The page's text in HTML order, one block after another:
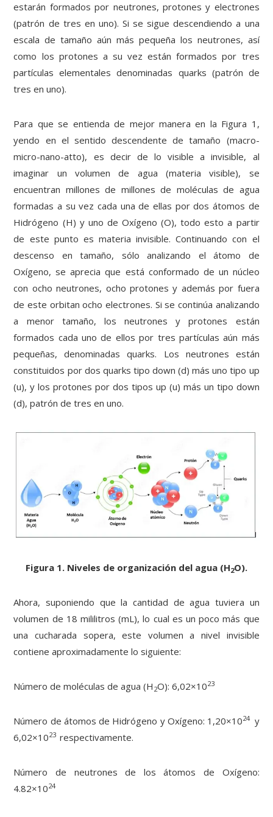
estarán formados por neutrones, protones y electrones
(patrón de tres en uno). Si se sigue descendiendo a una
escala de tamaño aún más pequeña los neutrones, así
como los protones a su vez están formados por tres
partículas elementales denominadas quarks (patrón de
tres en uno).
Para que se entienda de mejor manera en la Figura 1,
yendo en el sentido descendente de tamaño (macro-
micro-nano-atto), es decir de lo visible a invisible, al
imaginar un volumen de agua (materia visible), se
encuentran millones de millones de moléculas de agua
formadas a su vez cada una de ellas por dos átomos de
Hidrógeno (H) y uno de Oxígeno (O), todo esto a partir
de este punto es materia invisible. Continuando con el
descenso en tamaño, sólo analizando el átomo de
Oxígeno, se aprecia que está conformado de un núcleo
con ocho neutrones, ocho protones y además por fuera
de este orbitan ocho electrones. Si se continúa analizando
a menor tamaño, los neutrones y protones están
formados cada uno de ellos por tres partículas aún más
pequeñas, denominadas quarks. Los neutrones están
constituidos por dos quarks tipo down (d) más uno tipo up
(u), y los protones por dos tipos up (u) más un tipo down
(d), patrón de tres en uno.
Figura 1. Niveles de organización del agua (H2O).
Ahora, suponiendo que la cantidad de agua tuviera un
volumen de 18 mililitros (mL), lo cual es un poco más que
una cucharada sopera, este volumen a nivel invisible
contiene aproximadamente lo siguiente:
Número de moléculas de agua (H 2O): 6,02×1023
Número de átomos de Hidrógeno y Oxígeno: 1,20×1024 y
6,02×1023respectivamente.
Número de neutrones de los átomos de Oxígeno:
4.82×1024